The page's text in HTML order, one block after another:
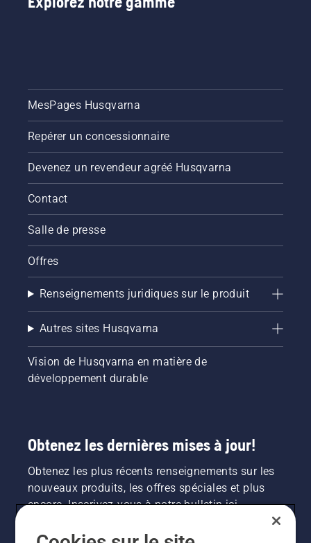
MesPages Husqvarna
Repérer un concessionnaire
Devenez un revendeur agréé Husqvarna
Contact
Salle de presse
Offres
Renseignements juridiques sur le produit
Autres sites Husqvarna
Vision de Husqvarna en matière de
développement durable
Obtenez les dernières mises à jour!
Obtenez les plus récents renseignements sur les
nouveaux produits, les offres spéciales et plus
encore. Inscrivez-vous à notre bulletin ici.